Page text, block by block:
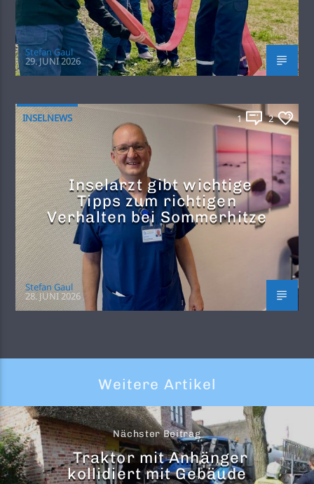
Stefan Gaul
29. JUNI 2026
INSELNEWS 1 2
Inselarzt gibt wichtige
Tipps zum richtigen
Verhalten bei Sommerhitze
Stefan Gaul
28. JUNI 2026
Weitere Artikel
Nächster Beitrag
Traktor mit Anhänger
kollidiert mit Gebäude